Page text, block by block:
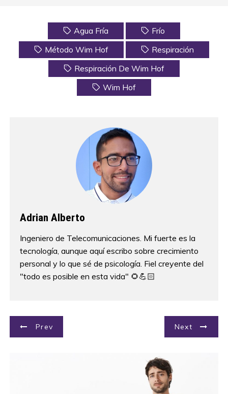
Agua Fría
Frío
Método Wim Hof
Respiración
Respiración De Wim Hof
Wim Hof
Adrian Alberto
Ingeniero de Telecomunicaciones. Mi fuerte es la
tecnología, aunque aquí escribo sobre crecimiento
personal y lo que sé de psicología. Fiel creyente del
"todo es posible en esta vida" 🌻💪🏻
N
Prev Next